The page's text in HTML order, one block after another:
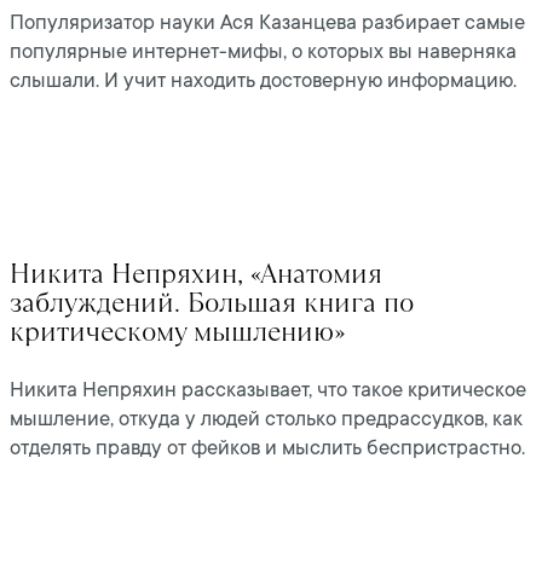
Популяризатор науки Ася Казанцева разбирает самые
популярные интернет-мифы, о которых вы наверняка
слышали. И учит находить достоверную информацию.
Никита Непряхин, «Анатомия
заблуждений. Большая книга по
критическому мышлению»
Никита Непряхин рассказывает, что такое критическое
мышление, откуда у людей столько предрассудков, как
отделять правду от фейков и мыслить беспристрастно.